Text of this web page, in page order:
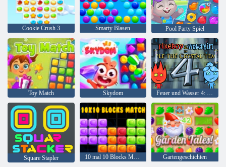
Cookie Crush 3 Smarty Blasen Pool Party Spiel
Toy Match Skydom Feuer und Wasser 4: Kristalltempel
Square Stapler 10 mal 10 Blocks Match Gartengeschichten